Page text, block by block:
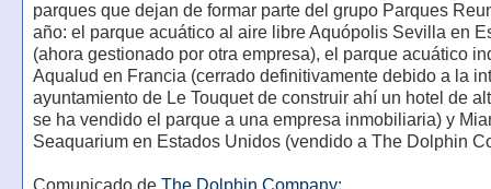
parques que dejan de formar parte del grupo Parques
año: el parque acuático al aire libre Aquópolis Sevilla en
(ahora gestionado por otra empresa), el parque acuático
Aqualud en Francia (cerrado definitivamente debido a la
ayuntamiento de Le Touquet de construir ahí un hotel de
se ha vendido el parque a una empresa inmobiliaria) y
Seaquarium en Estados Unidos (vendido a The Dolphin
Comunicado de The Dolphin Company: